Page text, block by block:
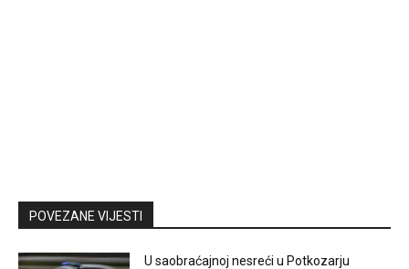
POVEZANE VIJESTI
U saobraćajnoj nesreći u Potkozarju